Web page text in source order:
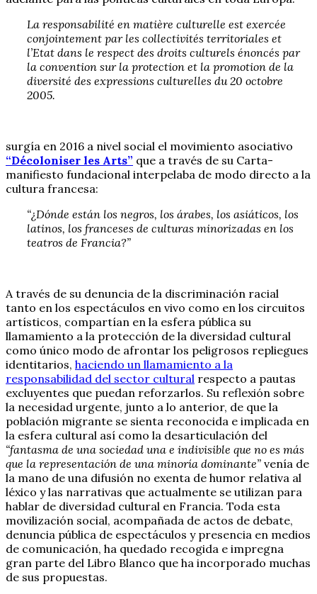
La responsabilité en matière culturelle est exercée
conjointement par les collectivités territoriales et
l’Etat dans le respect des droits culturels énoncés par
la convention sur la protection et la promotion de la
diversité des expressions culturelles du 20 octobre
2005.
surgía en 2016 a nivel social el movimiento asociativo
“Décoloniser les Arts” que a través de su Carta-
manifiesto fundacional interpelaba de modo directo a la
cultura francesa:
“¿Dónde están los negros, los árabes, los asiáticos, los
latinos, los franceses de culturas minorizadas en los
teatros de Francia?”
A través de su denuncia de la discriminación racial
tanto en los espectáculos en vivo como en los circuitos
artísticos, compartían en la esfera pública su
llamamiento a la protección de la diversidad cultural
como único modo de afrontar los peligrosos repliegues
identitarios, haciendo un llamamiento a la
responsabilidad del sector cultural respecto a pautas
excluyentes que puedan reforzarlos. Su reflexión sobre
la necesidad urgente, junto a lo anterior, de que la
población migrante se sienta reconocida e implicada en
la esfera cultural así como la desarticulación del
“fantasma de una sociedad una e indivisible que no es más
que la representación de una minoría dominante” venía de
la mano de una difusión no exenta de humor relativa al
léxico y las narrativas que actualmente se utilizan para
hablar de diversidad cultural en Francia. Toda esta
movilización social, acompañada de actos de debate,
denuncia pública de espectáculos y presencia en medios
de comunicación, ha quedado recogida e impregna
gran parte del Libro Blanco que ha incorporado muchas
de sus propuestas.